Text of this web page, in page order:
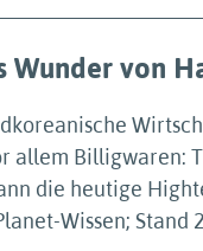
Wunder von
allem Billigwaren:
die heutige
Wissen; Stand